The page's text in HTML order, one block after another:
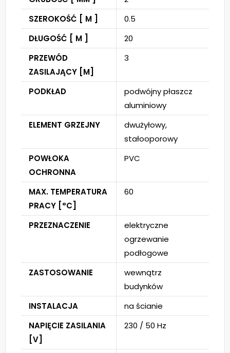
SZEROKOŚĆ [ M ]
0.5
DŁUGOŚĆ [ M ]
20
PRZEWÓD
ZASILAJĄCY [M]
3
PODKŁAD
podwójny płaszcz
aluminiowy
ELEMENT GRZEJNY
dwużyłowy,
stałooporowy
POWŁOKA
OCHRONNA
PVC
MAX. TEMPERATURA
PRACY [°C]
60
PRZEZNACZENIE
elektryczne
ogrzewanie
podłogowe
ZASTOSOWANIE
wewnątrz
budynków
INSTALACJA
na ścianie
NAPIĘCIE ZASILANIA
[V]
230 / 50 Hz